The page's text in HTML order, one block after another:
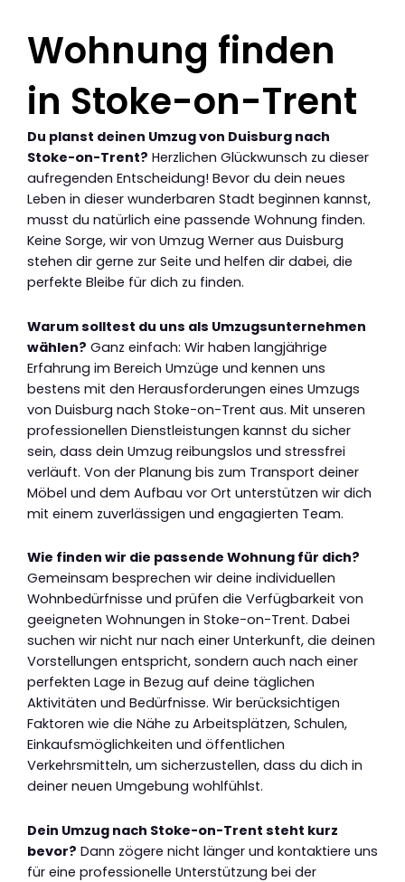
Wohnung finden
in Stoke-on-Trent
Du planst deinen Umzug von Duisburg nach
Stoke-on-Trent? Herzlichen Glückwunsch zu dieser
aufregenden Entscheidung! Bevor du dein neues
Leben in dieser wunderbaren Stadt beginnen kannst,
musst du natürlich eine passende Wohnung finden.
Keine Sorge, wir von Umzug Werner aus Duisburg
stehen dir gerne zur Seite und helfen dir dabei, die
perfekte Bleibe für dich zu finden.
Warum solltest du uns als Umzugsunternehmen
wählen? Ganz einfach: Wir haben langjährige
Erfahrung im Bereich Umzüge und kennen uns
bestens mit den Herausforderungen eines Umzugs
von Duisburg nach Stoke-on-Trent aus. Mit unseren
professionellen Dienstleistungen kannst du sicher
sein, dass dein Umzug reibungslos und stressfrei
verläuft. Von der Planung bis zum Transport deiner
Möbel und dem Aufbau vor Ort unterstützen wir dich
mit einem zuverlässigen und engagierten Team.
Wie finden wir die passende Wohnung für dich?
Gemeinsam besprechen wir deine individuellen
Wohnbedürfnisse und prüfen die Verfügbarkeit von
geeigneten Wohnungen in Stoke-on-Trent. Dabei
suchen wir nicht nur nach einer Unterkunft, die deinen
Vorstellungen entspricht, sondern auch nach einer
perfekten Lage in Bezug auf deine täglichen
Aktivitäten und Bedürfnisse. Wir berücksichtigen
Faktoren wie die Nähe zu Arbeitsplätzen, Schulen,
Einkaufsmöglichkeiten und öffentlichen
Verkehrsmitteln, um sicherzustellen, dass du dich in
deiner neuen Umgebung wohlfühlst.
Dein Umzug nach Stoke-on-Trent steht kurz
bevor? Dann zögere nicht länger und kontaktiere uns
für eine professionelle Unterstützung bei der